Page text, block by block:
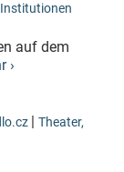
Institutionen
auf dem
›
| Theater,